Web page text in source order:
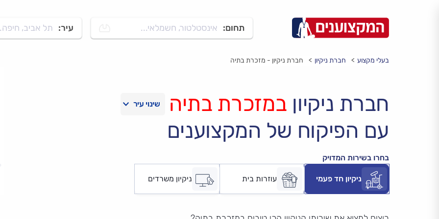
תחום: אינסטלטור, חשמלאי... עיר: תל אביב,
בעלי מקצוע חברת ניקיון חברת ניקיון - מזכרת בתיה
חברת ניקיון במזכרת בתיה
עם הפיקוח של המקצוענים
בחרו בשירות המדויק
ניקיון חד פעמי עוזרות בית ניקיון משרדים